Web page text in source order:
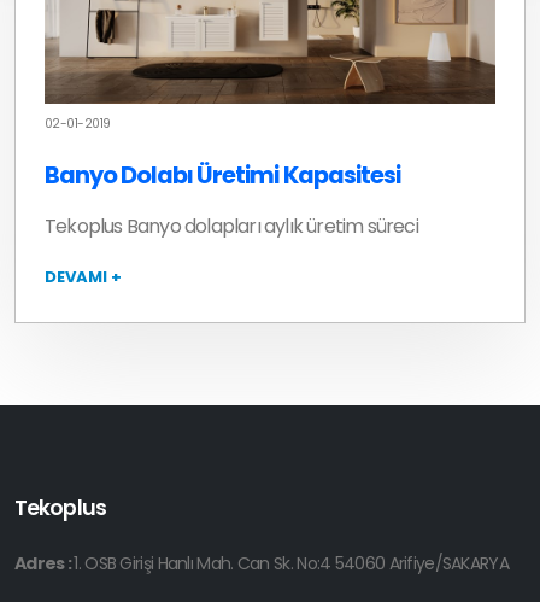
02-01-2019
Banyo Dolabı Üretimi Kapasitesi
Tekoplus Banyo dolapları aylık üretim süreci
DEVAMI +
Tekoplus
Adres :1. OSB Girişi Hanlı Mah. Can Sk. No:4 54060 Arifiye/SAKARYA